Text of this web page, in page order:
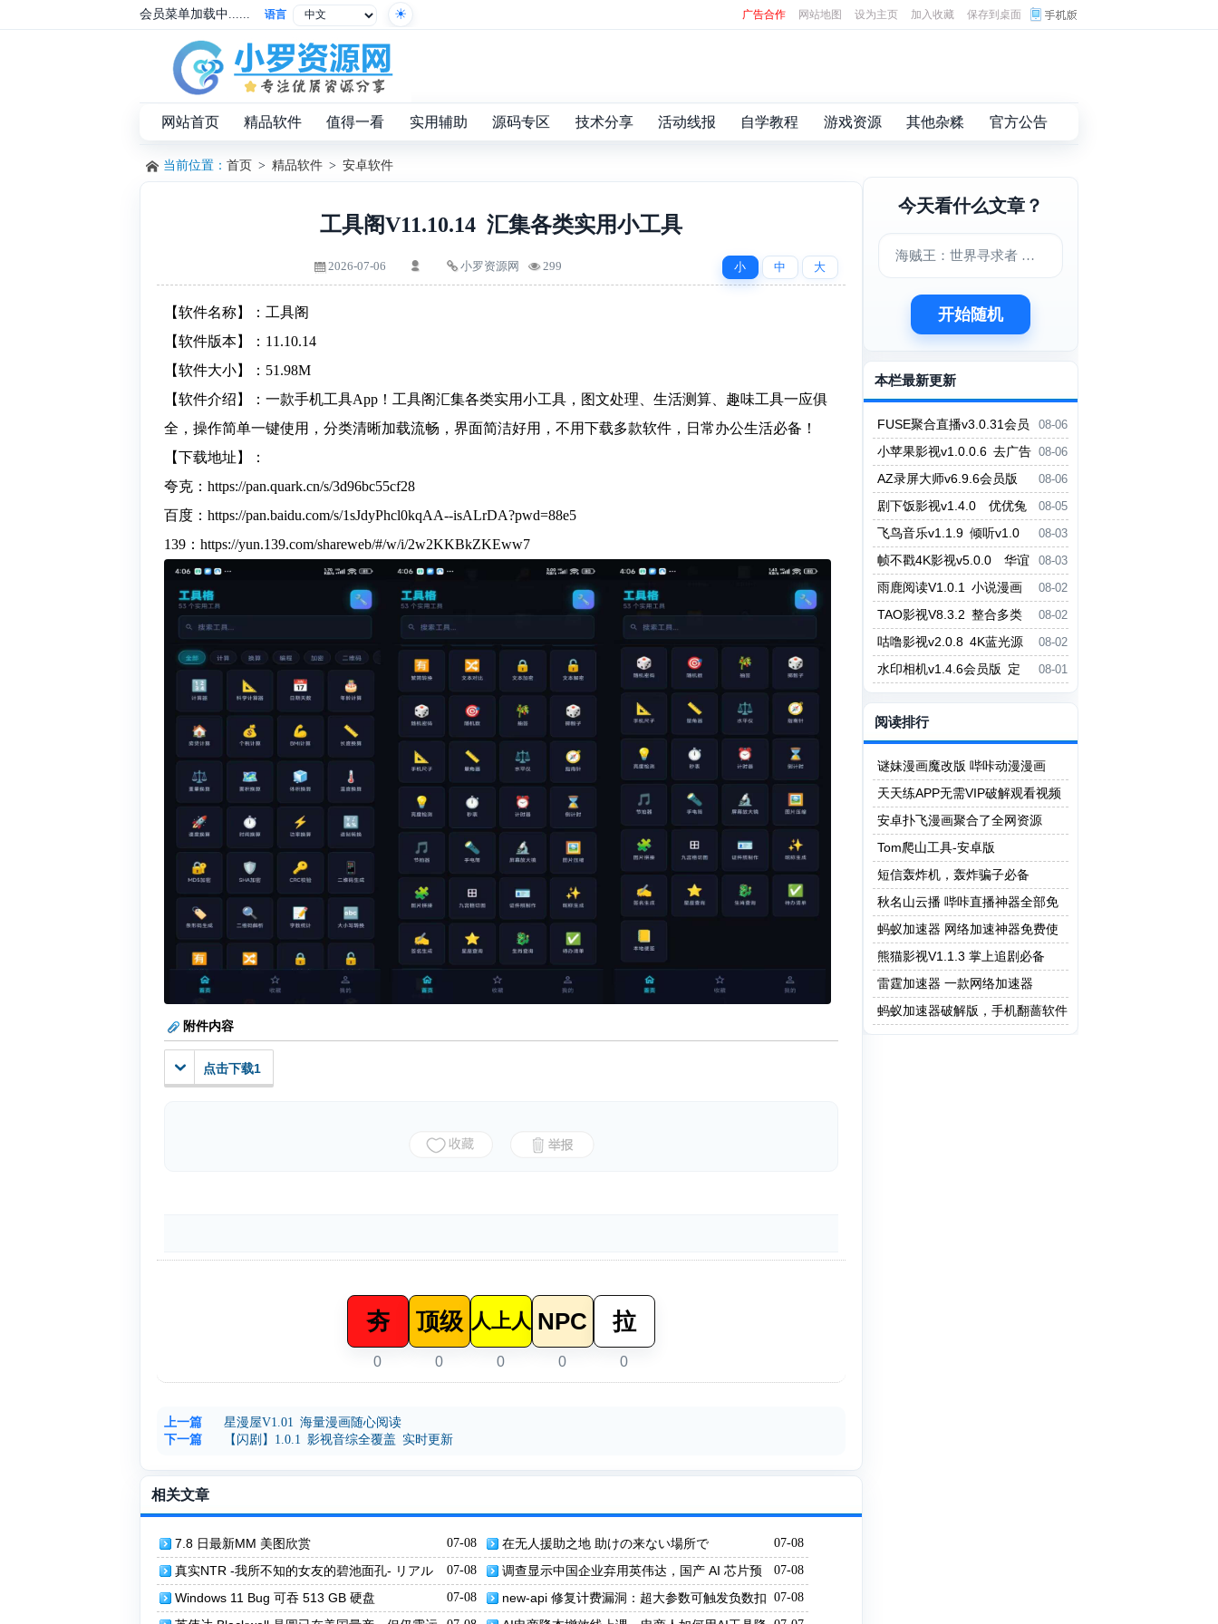
会员菜单加载中...... 语言 广告合作 网站地图 设为主页 加入收藏 保存到桌面
网站首页 精品软件 值得一看 实用辅助 源码专区 技术分享 活动线报 自学教程 游戏资源 其他杂糅 官方公告
当前位置： 首页 > 精品软件 > 安卓软件
工具阁V11.10.14 汇集各类实用小工具
小 中 大
2026-07-06 小罗资源网 299
【软件名称】：工具阁
【软件版本】：11.10.14
【软件大小】：51.98M
【软件介绍】：一款手机工具App！工具阁汇集各类实用小工具，图文处理、生活测算、趣味工具一应俱
全，操作简单一键使用，分类清晰加载流畅，界面简洁好用，不用下载多款软件，日常办公生活必备！
【下载地址】：
夸克：https://pan.quark.cn/s/3d96bc55cf28
百度：https://pan.baidu.com/s/1sJdyPhcl0kqAA--isALrDA?pwd=88e5
139：https://yun.139.com/shareweb/#/w/i/2w2KKBkZKEww7
附件内容
点击下载1
夯
0
顶级
0
人上人
0
NPC
0
拉
0
上一篇
星漫屋V1.01 海量漫画随心阅读
下一篇
【闪剧】1.0.1 影视音综全覆盖 实时更新
相关文章
07-08
7.8 日最新MM 美图欣赏 07-08
在无人援助之地 助けの来ない場所で
07-08
真实NTR -我所不知的女友的碧池面孔- リアル
寝取られ -知らない彼女のビッチな顔-
07-08
调查显示中国企业弃用英伟达，国产 AI 芯片预
算占比将升至 46%
07-08
Windows 11 Bug 可吞 513 GB 硬盘 07-08
new-api 修复计费漏洞：超大参数可触发负数扣
今天看什么文章？
海贼王：世界寻求者 中文版下载
开始随机
本栏最新更新
08-06
FUSE聚合直播v3.0.31会员
版 虎牙斗鱼抖音快手哔哩哔哩YY
直播等
08-06
小苹果影视v1.0.0.6 去广告
版 小草影视v2.5.7
08-06
AZ录屏大师v6.9.6会员版
支持1080P/60fps录制 剪辑功能
08-05
剧下饭影视v1.4.0 优优兔
影视v5.1.3
08-03
飞鸟音乐v1.1.9 倾听v1.0
无损音乐免费听免费下载
08-03
帧不戳4K影视v5.0.0 华谊
影视v6.0.0.1
08-02
雨鹿阅读V1.0.1 小说漫画
二合一阅读App
08-02
TAO影视V8.3.2 整合多类
型热门影视资源
08-02
咕噜影视v2.0.8 4K蓝光源
P7影视v6.2.1
08-01
水印相机v1.4.6会员版 定
义地址日期 打卡记录
阅读排行
谜妹漫画魔改版 哔咔动漫漫画
天天练APP无需VIP破解观看视频
做题版本
安卓扑飞漫画聚合了全网资源
Tom爬山工具-安卓版
短信轰炸机，轰炸骗子必备
秋名山云播 哔咔直播神器全部免
费
蚂蚁加速器 网络加速神器免费使
用
熊猫影视V1.1.3 掌上追剧必备
雷霆加速器 一款网络加速器
蚂蚁加速器破解版，手机翻蔷软件